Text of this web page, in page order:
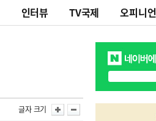
인터뷰 TV국제 오피니언
글자 크기